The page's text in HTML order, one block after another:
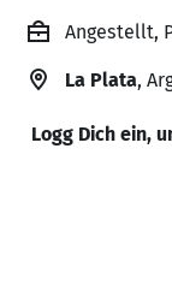
Angestellt,
La Plata,
Logg Dich ein,